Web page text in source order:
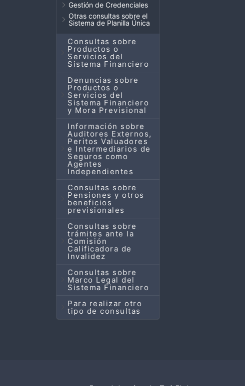
Gestión de Credenciales
Otras consultas sobre el
Sistema de Planilla Única
Consultas sobre
Productos o
Servicios del
Sistema Financiero
Denuncias sobre
Productos o
Servicios del
Sistema Financiero
y Mora Previsional
Información sobre
Auditores Externos,
Peritos Valuadores
e Intermediarios de
Seguros como
Agentes
Independientes
Consultas sobre
Pensiones y otros
beneficios
previsionales
Consultas sobre
trámites ante la
Comisión
Calificadora de
Invalidez
Consultas sobre
Marco Legal del
Sistema Financiero
Para realizar otro
tipo de consultas